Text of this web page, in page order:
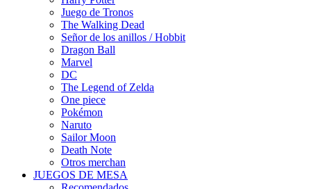
Juego de Tronos
The Walking Dead
Señor de los anillos / Hobbit
Dragon Ball
Marvel
DC
The Legend of Zelda
One piece
Pokémon
Naruto
Sailor Moon
Death Note
Otros merchan
JUEGOS DE MESA